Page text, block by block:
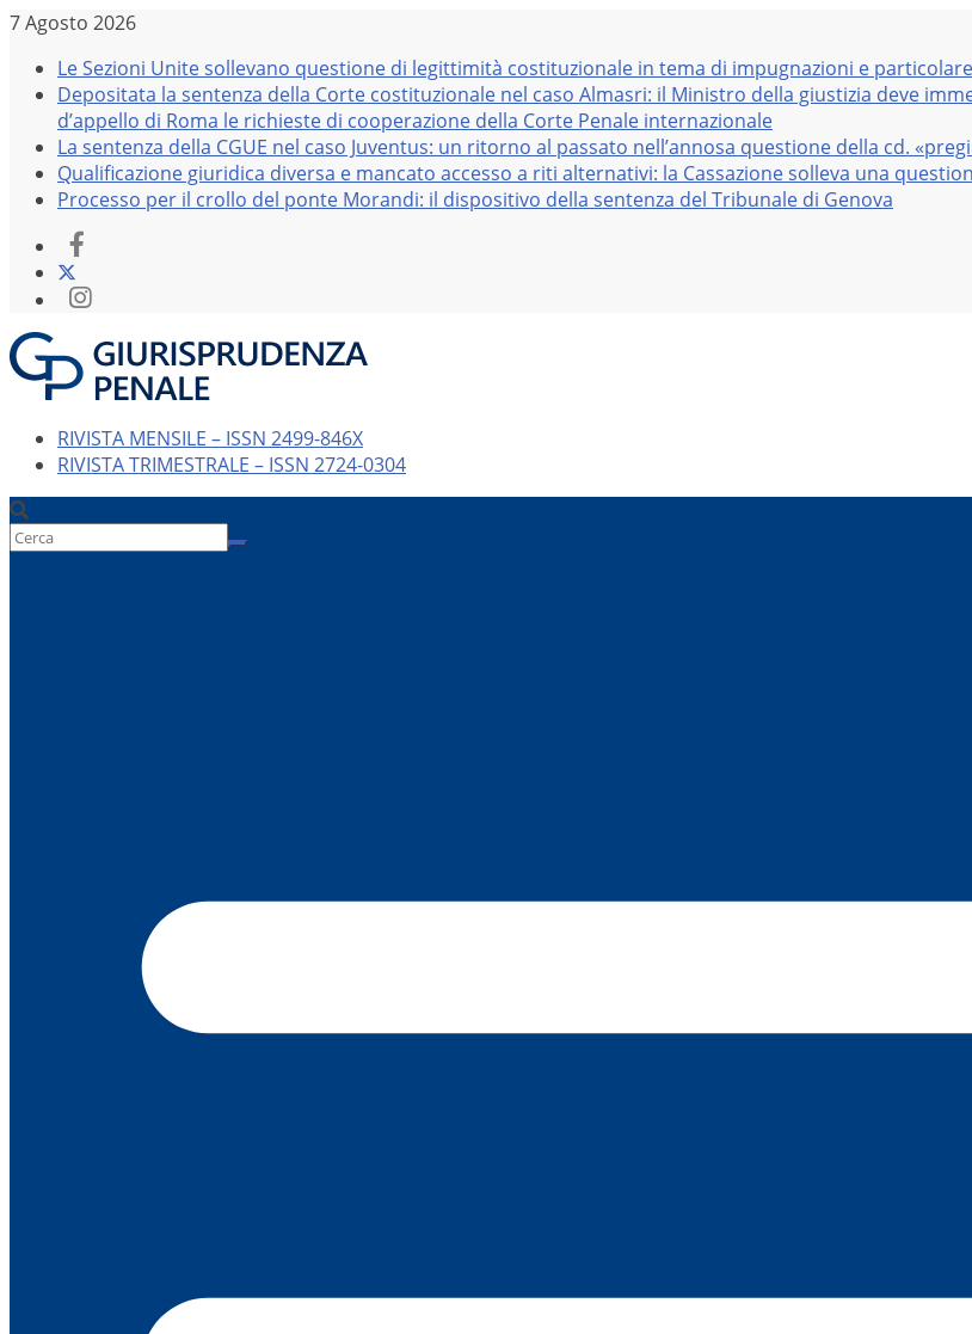
Salta
contenuto
7 Agosto 2026
Le Sezioni Unite sollevano questione di legittimità costituzionale in tema di impugnazioni e
Depositata la sentenza della Corte costituzionale nel caso Almasri: il Ministro della giustizia deve
d’appello di Roma le richieste di cooperazione della Corte Penale internazionale
La sentenza della CGUE nel caso Juventus: un ritorno al passato nell’annosa questione della cd.
Qualificazione giuridica diversa e mancato accesso a riti alternativi: la Cassazione solleva una
Processo per il crollo del ponte Morandi: il dispositivo della sentenza del Tribunale di Genova
RIVISTA MENSILE – ISSN 2499-846X
RIVISTA TRIMESTRALE – ISSN 2724-0304